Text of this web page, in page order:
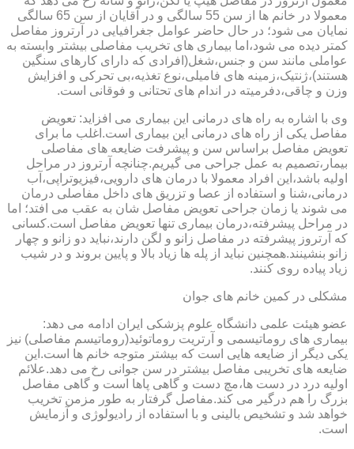
معمولا در خانم ها از سن 55 سالگی و در آقایان از سن 65 سالگی
نمایان می شود؛ در حال حاضر عوامل جغرافیایی در آرتروز مفاصل
کمتر دیده می شود،اما بیماری های تخریب مفاصلی بیشتر وابسته به
عواملی مانند سن و جنس،شغل(افرادی که دارای کارهای سنگین
هستند)،ژنتیک،زمینه های فامیلی،نوع تغذیه،بی تحرکی و افزایش
وزن و چاقی،دفرمیته در اندام های تحتانی و فوقانی است.
وی با اشاره به راه های درمانی این بیماری می افزاید: تعویض
مفاصل یکی از راه های درمانی این بیماری است.اغلب ما برای
تعویض مفاصل براساس سن و پیشرفت ضایعه های مفاصلی
بیمار،تصمیم به عمل جراحی می گیریم.چنانچه آرتروز در مراحل
اولیه باشد،این افراد معمولا با درمان های دارویی،فیزیوتراپی،آب
درمانی،شنا و استفاده از عصا و تزریق های داخل مفاصلی درمان
می شوند یا زمان جراحی تعویض مفاصل شان به عقب می افتد؛ اما
در مراحل پیشرفته،درمان بیماری تنها تعویض مفاصل است.کسانی
که آرتروز پیشرفته در مفاصل زانو و لگن دارند،نباید دو زانو و چهار
زانو بنشینند.همچنین نباید از پله ها زیاد بالا و پایین بروند و در شیب
زیاد پیاده روی کنند.
مشکلی در کمین خانم های جوان
عضو هیئت علمی دانشگاه علوم پزشکی ایران ادامه می دهد:
بیماری های روماتیسمی و آرتریت روماتوئید(روماتیسم مفاصلی) نیز
یکی دیگر از ضایعه هایی است که بیشتر متوجه خانم ها است.این
ضایعه های تخریبی مفاصل بیشتر در سن جوانی رخ می دهد.علائم
اولیه درد در دست ها،مچ دست و گاهی پاها است و گاهی مفاصل
بزرگ را هم درگیر می کند.مفاصل گرفتار به طور مزمن تخریب
خواهد شد و تشخیص بالینی و با استفاده از رادیولوژی و آزمایش
است.